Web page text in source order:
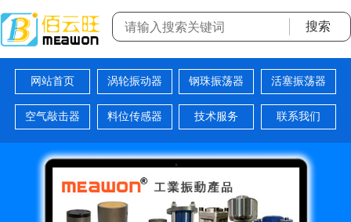
网站首页 涡轮振动器 钢珠振荡器 活塞振荡器
空气敲击器 料位传感器 技术服务 联系我们